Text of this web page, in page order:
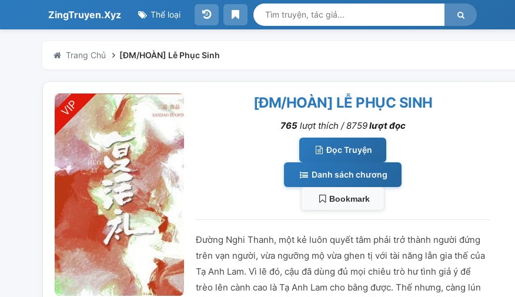
ZingTruyen.Xyz Thể loại
Trang Chủ [ĐM/HOÀN] Lễ Phục Sinh
[ĐM/HOÀN] LỄ PHỤC SINH
765lượt thích /8759lượt đọc
Đọc Truyện
Danh sách chương
Bookmark
Đường Nghi Thanh, một kẻ luôn quyết tâm phải trở thành người đứng
trên vạn người, vừa ngưỡng mộ vừa ghen tị với tài năng lẫn gia thế của
Tạ Anh Lam. Vì lẽ đó, cậu đã dùng đủ mọi chiêu trò hư tình giả ý để
trèo lên cành cao là Tạ Anh Lam cho bằng được. Thế nhưng, càng lún